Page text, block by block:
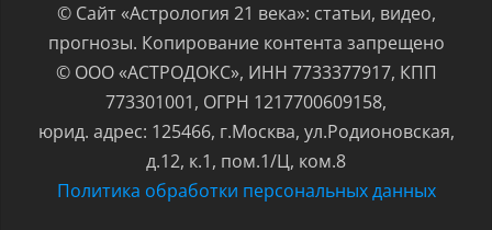
© Сайт «Астрология 21 века»: статьи, видео,
прогнозы. Копирование контента запрещено
© ООО «АСТРОДОКС», ИНН 7733377917, КПП
773301001, ОГРН 1217700609158,
юрид. адрес: 125466, г.Москва, ул.Родионовская,
д.12, к.1, пом.1/Ц, ком.8
Политика обработки персональных данных